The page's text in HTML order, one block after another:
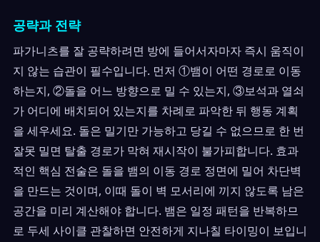
공략과 전략
파가니츠를 잘 공략하려면 방에 들어서자마자 즉시 움직이
지 않는 습관이 필수입니다. 먼저 ①뱀이 어떤 경로로 이동
하는지, ②돌을 어느 방향으로 밀 수 있는지, ③보석과 열쇠
가 어디에 배치되어 있는지를 차례로 파악한 뒤 행동 계획
을 세우세요. 돌은 밀기만 가능하고 당길 수 없으므로 한 번
잘못 밀면 탈출 경로가 막혀 재시작이 불가피합니다. 효과
적인 핵심 전술은 돌을 뱀의 이동 경로 정면에 밀어 차단벽
을 만드는 것이며, 이때 돌이 벽 모서리에 끼지 않도록 남은
공간을 미리 계산해야 합니다. 뱀은 일정 패턴을 반복하므
로 두세 사이클 관찰하면 안전하게 지나칠 타이밍이 보입니